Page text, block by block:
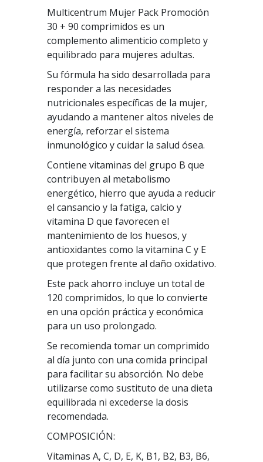
Multicentrum Mujer Pack Promoción
30 + 90 comprimidos es un
complemento alimenticio completo y
equilibrado para mujeres adultas.
Su fórmula ha sido desarrollada para
responder a las necesidades
nutricionales específicas de la mujer,
ayudando a mantener altos niveles de
energía, reforzar el sistema
inmunológico y cuidar la salud ósea.
Contiene vitaminas del grupo B que
contribuyen al metabolismo
energético, hierro que ayuda a reducir
el cansancio y la fatiga, calcio y
vitamina D que favorecen el
mantenimiento de los huesos, y
antioxidantes como la vitamina C y E
que protegen frente al daño oxidativo.
Este pack ahorro incluye un total de
120 comprimidos, lo que lo convierte
en una opción práctica y económica
para un uso prolongado.
Se recomienda tomar un comprimido
al día junto con una comida principal
para facilitar su absorción. No debe
utilizarse como sustituto de una dieta
equilibrada ni excederse la dosis
recomendada.
COMPOSICIÓN:
Vitaminas A, C, D, E, K, B1, B2, B3, B6,